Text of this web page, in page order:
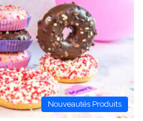
Nouveautés Produits